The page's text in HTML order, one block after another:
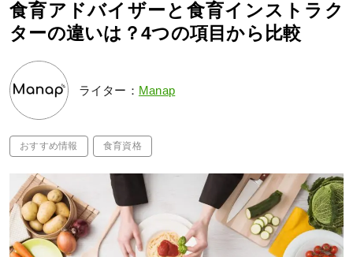
食育アドバイザーと食育インストラク
ターの違いは？4つの項目から比較
ライター： Manap
おすすめ情報 食育資格